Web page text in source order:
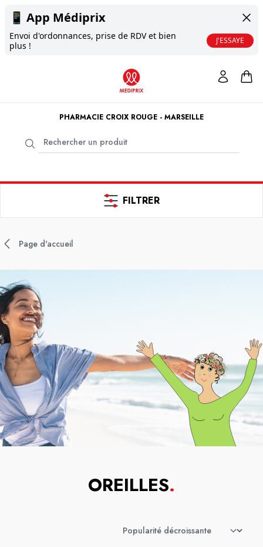
📱 App Médiprix
Envoi d'ordonnances, prise de RDV et bien
plus !
J'ESSAYE
PHARMACIE CROIX ROUGE - MARSEILLE
FILTRER
Page d'accueil
OREILLES.